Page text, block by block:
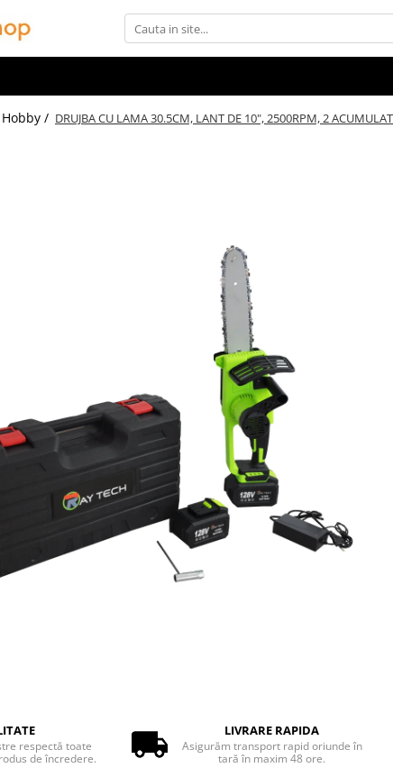
/ DRUJBA CU LAMA 30.5CM, LANT DE 10", 2500RPM, 2
Facebook
respectă toate
de încredere.
LIVRARE RAPIDA
Asigurăm transport rapid oriunde în
tară în maxim 48 ore.